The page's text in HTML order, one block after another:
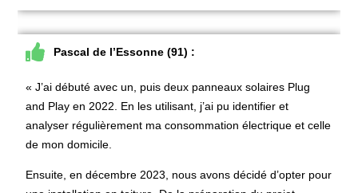
Pascal de l’Essonne (91) :
« J’ai débuté avec un, puis deux panneaux solaires Plug
and Play en 2022. En les utilisant, j’ai pu identifier et
analyser régulièrement ma consommation électrique et celle
de mon domicile.
Ensuite, en décembre 2023, nous avons décidé d’opter pour